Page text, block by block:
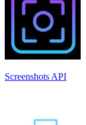
Screenshots API